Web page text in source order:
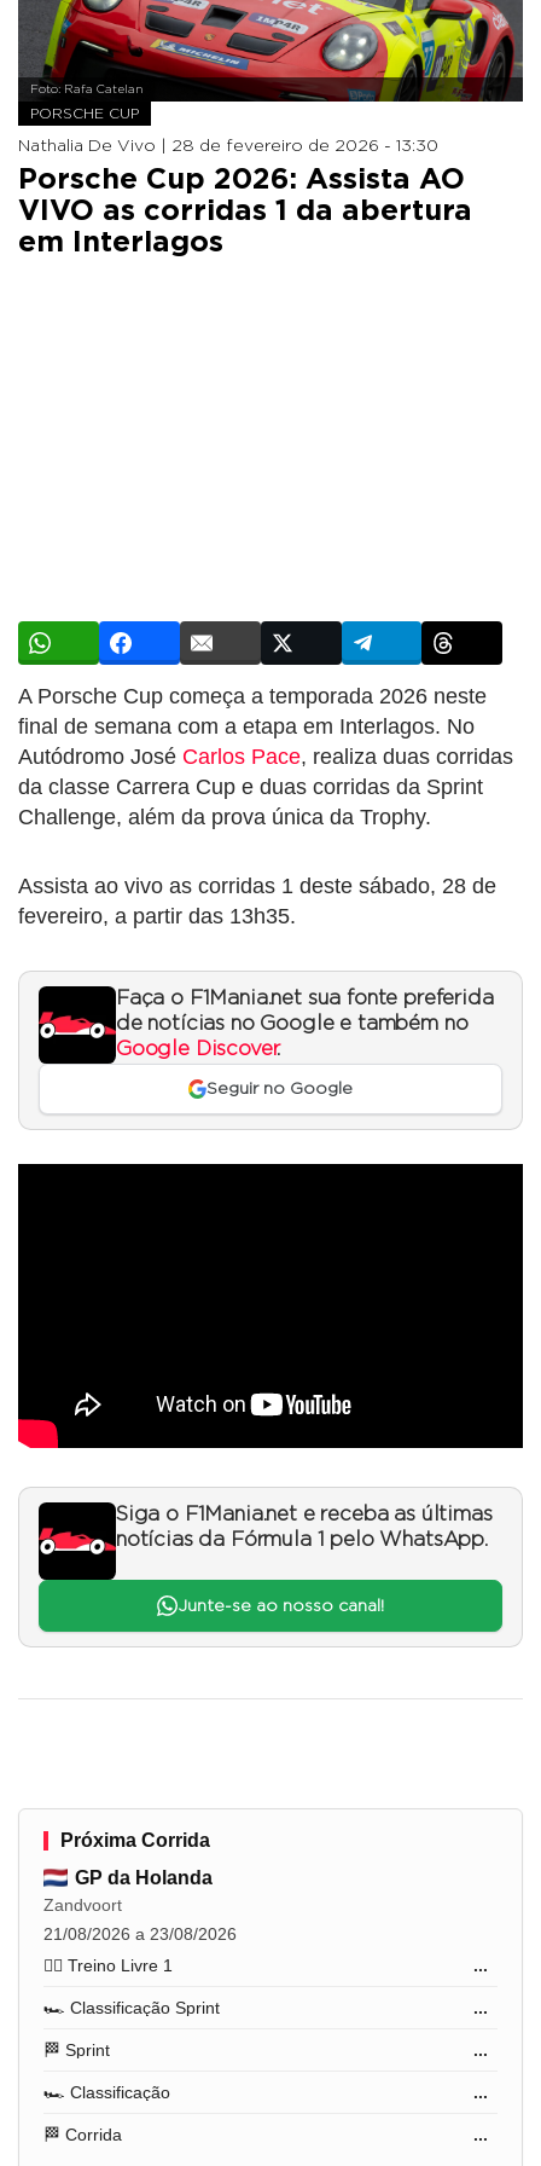
Foto: Rafa Catelan
PORSCHE CUP
Nathalia De Vivo | 28 de fevereiro de 2026 - 13:30
Porsche Cup 2026: Assista AO
VIVO as corridas 1 da abertura
em Interlagos
A Porsche Cup começa a temporada 2026 neste
final de semana com a etapa em Interlagos. No
Autódromo José Carlos Pace, realiza duas corridas
da classe Carrera Cup e duas corridas da Sprint
Challenge, além da prova única da Trophy.
Assista ao vivo as corridas 1 deste sábado, 28 de
fevereiro, a partir das 13h35.
Faça o F1Mania.net sua fonte preferida
de notícias no Google e também no
Google Discover.
Seguir no Google
Siga o F1Mania.net e receba as últimas
notícias da Fórmula 1 pelo WhatsApp.
Junte-se ao nosso canal!
Próxima Corrida
GP da Holanda
Zandvoort
21/08/2026 a 23/08/2026
🏋️‍♂️ Treino Livre 1
...
🏎️ Classificação Sprint ...
🏁 Sprint ...
🏎️ Classificação ...
🏁 Corrida ...